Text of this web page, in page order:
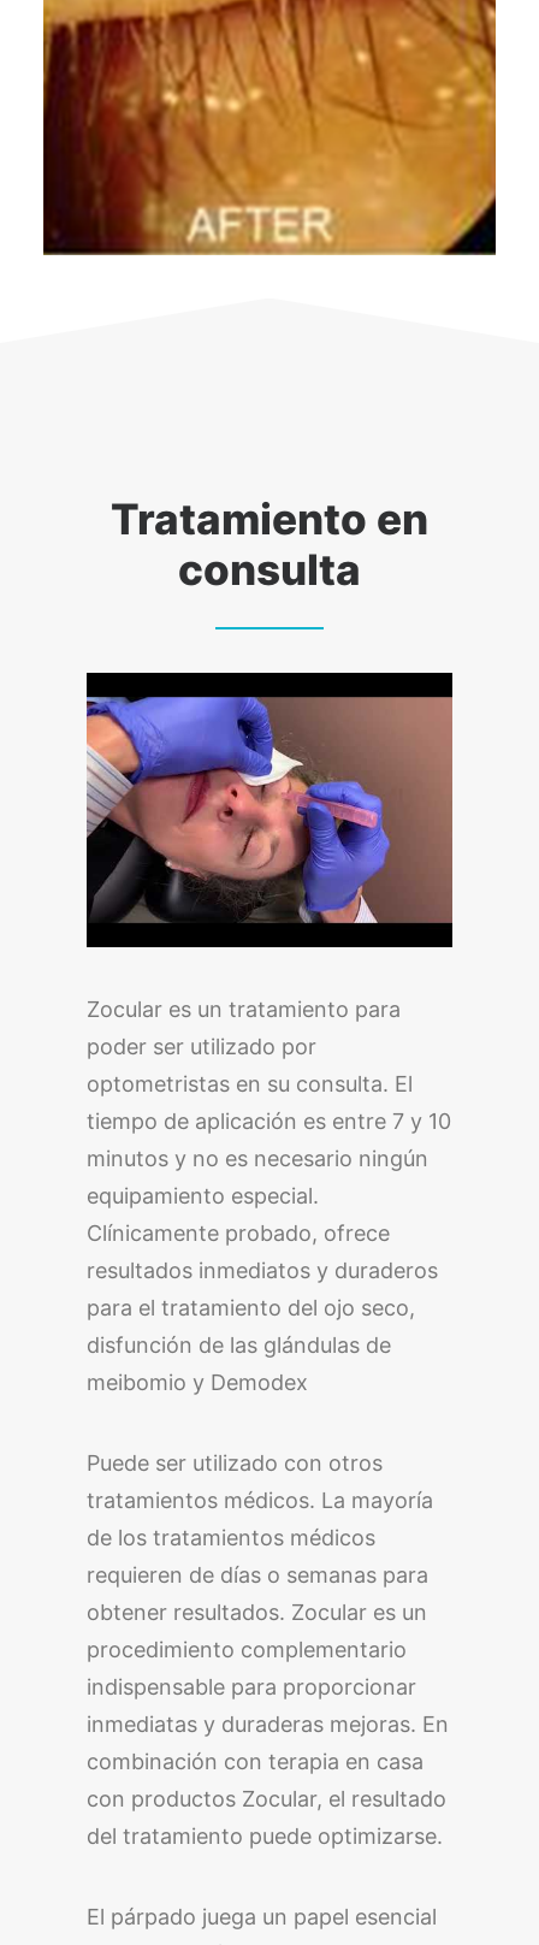
Tratamiento en
consulta
Zocular es un tratamiento para
poder ser utilizado por
optometristas en su consulta. El
tiempo de aplicación es entre 7 y 10
minutos y no es necesario ningún
equipamiento especial.
Clínicamente probado, ofrece
resultados inmediatos y duraderos
para el tratamiento del ojo seco,
disfunción de las glándulas de
meibomio y Demodex
Puede ser utilizado con otros
tratamientos médicos. La mayoría
de los tratamientos médicos
requieren de días o semanas para
obtener resultados. Zocular es un
procedimiento complementario
indispensable para proporcionar
inmediatas y duraderas mejoras. En
combinación con terapia en casa
con productos Zocular, el resultado
del tratamiento puede optimizarse.
El párpado juega un papel esencial